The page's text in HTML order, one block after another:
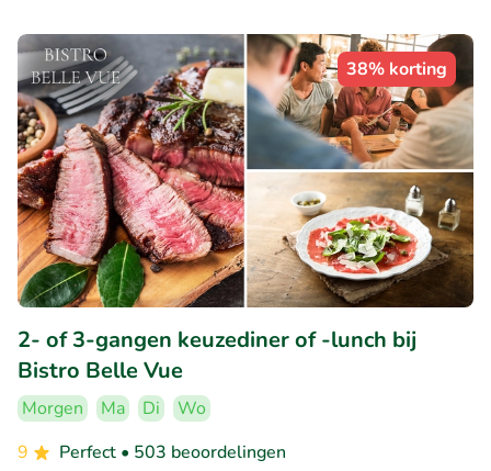
38% korting
2- of 3-gangen keuzediner of -lunch bij
Bistro Belle Vue
Morgen Ma Di
Wo
9
Perfect • 503 beoordelingen